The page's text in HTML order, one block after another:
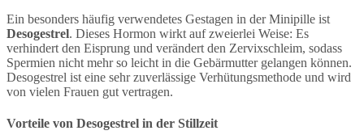
Ein besonders häufig verwendetes Gestagen in der Minipille ist
Desogestrel. Dieses Hormon wirkt auf zweierlei Weise: Es
verhindert den Eisprung und verändert den Zervixschleim, sodass
Spermien nicht mehr so leicht in die Gebärmutter gelangen können.
Desogestrel ist eine sehr zuverlässige Verhütungsmethode und wird
von vielen Frauen gut vertragen.
Vorteile von Desogestrel in der Stillzeit